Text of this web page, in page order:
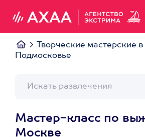
Творческие мастерские
Подмосковье
Мастер-класс по
Москве